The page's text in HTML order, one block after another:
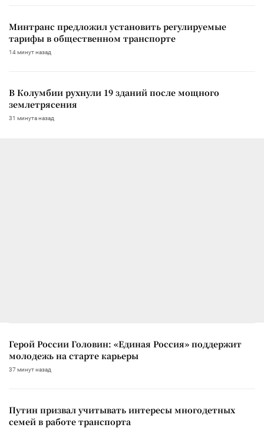
Минтранс предложил установить регулируемые
тарифы в общественном транспорте
14 минут назад
В Колумбии рухнули 19 зданий после мощного
землетрясения
31 минута назад
Герой России Головин: «Единая Россия» поддержит
молодежь на старте карьеры
37 минут назад
Путин призвал учитывать интересы многодетных
семей в работе транспорта